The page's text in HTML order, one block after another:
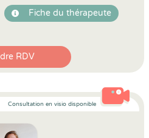
Fiche du thérapeute
RDV
Consultation en visio disponible